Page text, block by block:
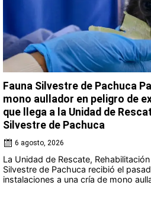
Fauna Silvestre de Pachuca
mono aullador en peligro de
que llega a la Unidad de
Silvestre de Pachuca
6 agosto, 2026
La Unidad de Rescate,
Silvestre de Pachuca recibió el
instalaciones a una cría de mono